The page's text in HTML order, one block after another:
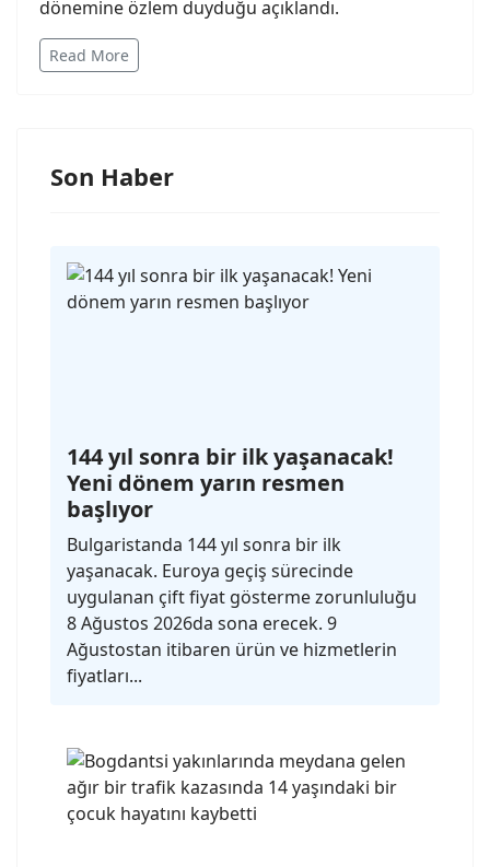
dönemine özlem duyduğu açıklandı.
Read More
Son Haber
144 yıl sonra bir ilk yaşanacak!
Yeni dönem yarın resmen
başlıyor
Bulgaristanda 144 yıl sonra bir ilk
yaşanacak. Euroya geçiş sürecinde
uygulanan çift fiyat gösterme zorunluluğu
8 Ağustos 2026da sona erecek. 9
Ağustostan itibaren ürün ve hizmetlerin
fiyatları...